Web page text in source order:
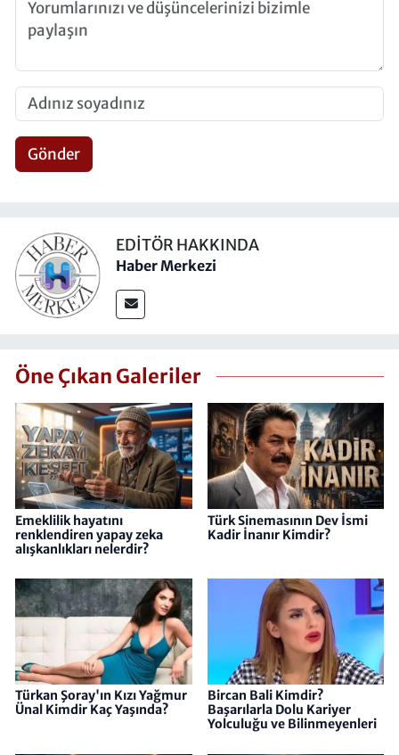
Gönder
EDITÖR HAKKINDA
Haber Merkezi
Öne Çıkan Galeriler
Emeklilik hayatını
renklendiren yapay zeka
alışkanlıkları nelerdir?
Türk Sinemasının Dev İsmi
Kadir İnanır Kimdir?
Türkan Şoray'ın Kızı Yağmur
Ünal Kimdir Kaç Yaşında?
Bircan Bali Kimdir?
Başarılarla Dolu Kariyer
Yolculuğu ve Bilinmeyenleri